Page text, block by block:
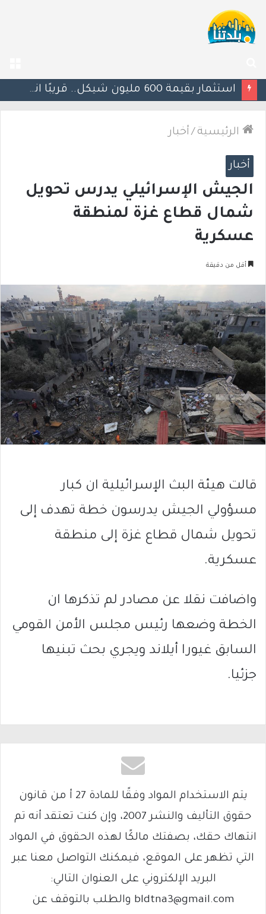
عن
الرئيسية / أخبار
أخبار
الجيش الإسرائيلي يدرس تحويل
شمال قطاع غزة لمنطقة
عسكرية
أقل من دقيقة
قالت هيئة البث الإسرائيلية ان كبار
مسؤولي الجيش يدرسون خطة تهدف إلى
تحويل شمال قطاع غزة إلى منطقة
عسكرية.
واضافت نقلا عن مصادر لم تذكرها ان
الخطة وضعها رئيس مجلس الأمن القومي
السابق غيورا أيلاند ويجري بحث تبنيها
جزئيا.
يتم الاستخدام المواد وفقًا للمادة 27 أ من قانون
حقوق التأليف والنشر 2007، وإن كنت تعتقد أنه تم
انتهاك حقك، بصفتك مالكًا لهذه الحقوق في المواد
التي تظهر على الموقع، فيمكنك التواصل معنا عبر
البريد الإلكتروني على العنوان التالي:
bldtna3@gmail.com والطلب بالتوقف عن